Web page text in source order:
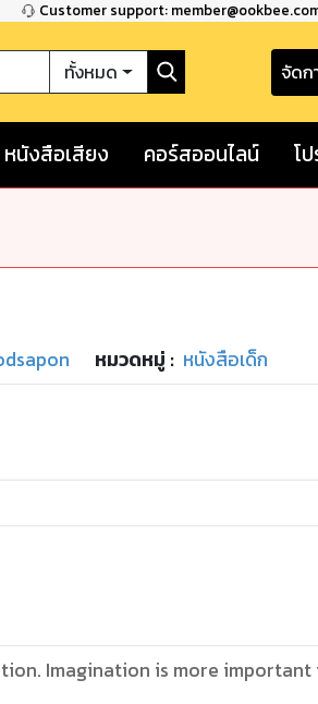
Customer support:
ทั้งหมด จัดก
หนังสือเสียง คอร์สออนไลน์ โ
หมวดหมู่ : หนังสือเด็ก
Imagination is more important